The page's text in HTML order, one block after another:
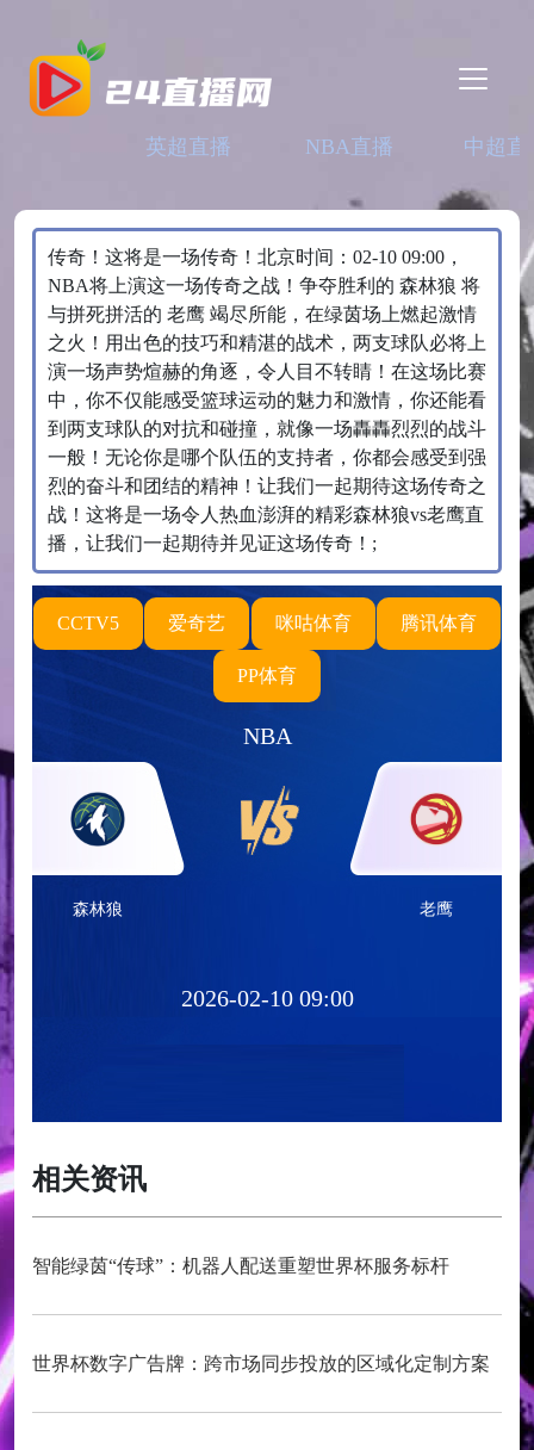
英超直播 NBA直播 中超直
传奇！这将是一场传奇！北京时间：02-10 09:00，
NBA将上演这一场传奇之战！争夺胜利的 森林狼 将
与拼死拼活的 老鹰 竭尽所能，在绿茵场上燃起激情
之火！用出色的技巧和精湛的战术，两支球队必将上
演一场声势煊赫的角逐，令人目不转睛！在这场比赛
中，你不仅能感受篮球运动的魅力和激情，你还能看
到两支球队的对抗和碰撞，就像一场轟轟烈烈的战斗
一般！无论你是哪个队伍的支持者，你都会感受到强
烈的奋斗和团结的精神！让我们一起期待这场传奇之
战！这将是一场令人热血澎湃的精彩森林狼vs老鹰直
播，让我们一起期待并见证这场传奇！;
CCTV5 爱奇艺 咪咕体育 腾讯体育
PP体育
NBA
森林狼 老鹰
2026-02-10 09:00
相关资讯
智能绿茵“传球”：机器人配送重塑世界杯服务标杆
世界杯数字广告牌：跨市场同步投放的区域化定制方案